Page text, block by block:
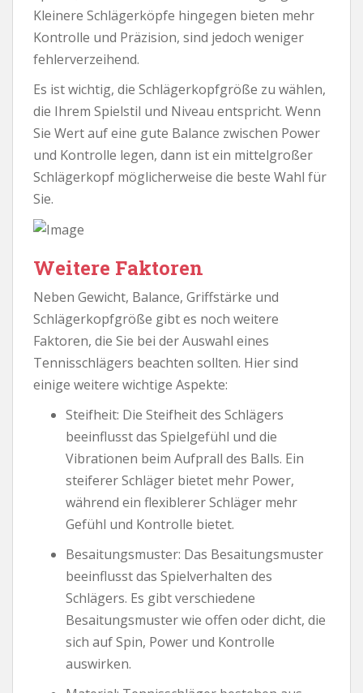
Kleinere Schlägerköpfe hingegen bieten mehr
Kontrolle und Präzision, sind jedoch weniger
fehlerverzeihend.
Es ist wichtig, die Schlägerkopfgröße zu wählen,
die Ihrem Spielstil und Niveau entspricht. Wenn
Sie Wert auf eine gute Balance zwischen Power
und Kontrolle legen, dann ist ein mittelgroßer
Schlägerkopf möglicherweise die beste Wahl für
Sie.
Weitere Faktoren
Neben Gewicht, Balance, Griffstärke und
Schlägerkopfgröße gibt es noch weitere
Faktoren, die Sie bei der Auswahl eines
Tennisschlägers beachten sollten. Hier sind
einige weitere wichtige Aspekte:
Steifheit: Die Steifheit des Schlägers
beeinflusst das Spielgefühl und die
Vibrationen beim Aufprall des Balls. Ein
steiferer Schläger bietet mehr Power,
während ein flexiblerer Schläger mehr
Gefühl und Kontrolle bietet.
Besaitungsmuster: Das Besaitungsmuster
beeinflusst das Spielverhalten des
Schlägers. Es gibt verschiedene
Besaitungsmuster wie offen oder dicht, die
sich auf Spin, Power und Kontrolle
auswirken.